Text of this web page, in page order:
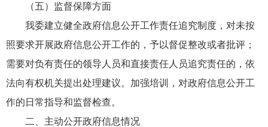
（五）监督保障方面
我委建立健全政府信息公开工作责任追究制度，对未按
照要求开展政府信息公开工作的，予以督促整改或者批评；
需要对负有责任的领导人员和直接责任人员追究责任的，依
法向有权机关提出处理建议。加强培训，对政府信息公开工
作的日常指导和监督检查。
二、主动公开政府信息情况